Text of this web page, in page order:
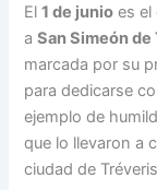
El1 de junio es el
aSan Simeón
marcada por su
para dedicarse
ejemplo de
que lo llevaron a
ciudad de